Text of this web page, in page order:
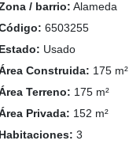
/ barrio: Alameda
6503255
Usado
Construida: 175 m²
Terreno: 175 m²
Privada: 152 m²
3